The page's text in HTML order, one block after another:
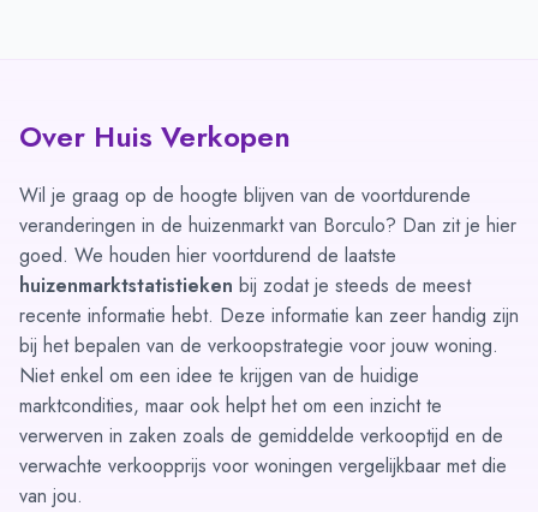
Over Huis Verkopen
Wil je graag op de hoogte blijven van de voortdurende
veranderingen in de huizenmarkt van Borculo? Dan zit je hier
goed. We houden hier voortdurend de laatste
huizenmarktstatistieken bij zodat je steeds de meest
recente informatie hebt. Deze informatie kan zeer handig zijn
bij het bepalen van de verkoopstrategie voor jouw woning.
Niet enkel om een idee te krijgen van de huidige
marktcondities, maar ook helpt het om een inzicht te
verwerven in zaken zoals de gemiddelde verkooptijd en de
verwachte verkoopprijs voor woningen vergelijkbaar met die
van jou.